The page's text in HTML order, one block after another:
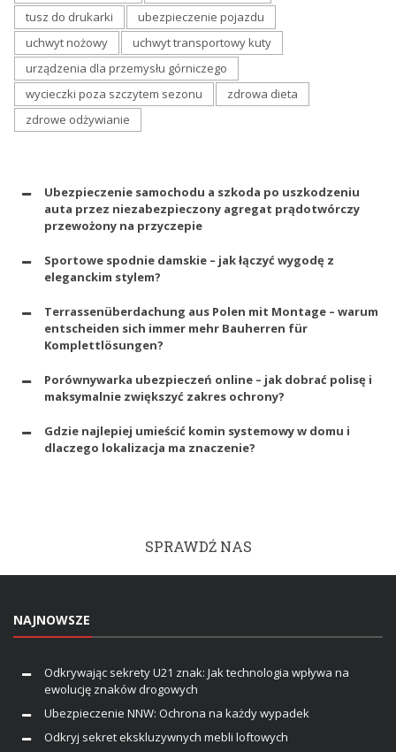
tusz do drukarki
ubezpieczenie pojazdu
uchwyt nożowy
uchwyt transportowy kuty
urządzenia dla przemysłu górniczego
wycieczki poza szczytem sezonu
zdrowa dieta
zdrowe odżywianie
Ubezpieczenie samochodu a szkoda po uszkodzeniu
auta przez niezabezpieczony agregat prądotwórczy
przewożony na przyczepie
Sportowe spodnie damskie – jak łączyć wygodę z
eleganckim stylem?
Terrassenüberdachung aus Polen mit Montage – warum
entscheiden sich immer mehr Bauherren für
Komplettlösungen?
Porównywarka ubezpieczeń online – jak dobrać polisę i
maksymalnie zwiększyć zakres ochrony?
Gdzie najlepiej umieścić komin systemowy w domu i
dlaczego lokalizacja ma znaczenie?
SPRAWDŹ NAS
NAJNOWSZE
Odkrywając sekrety U21 znak: Jak technologia wpływa na
ewolucję znaków drogowych
Ubezpieczenie NNW: Ochrona na każdy wypadek
Odkryj sekret ekskluzywnych mebli loftowych